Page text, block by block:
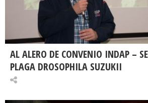
AL ALERO DE CONVENIO INDAP –
PLAGA DROSOPHILA SUZUKII